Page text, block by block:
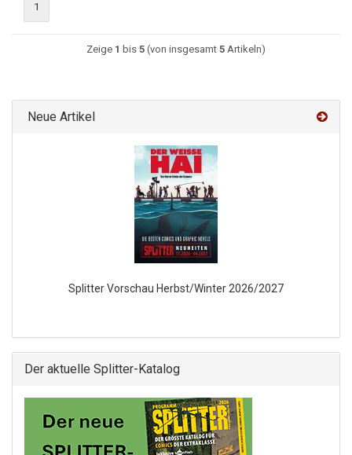
1
Zeige 1 bis 5 (von insgesamt 5 Artikeln)
Neue Artikel
Splitter Vorschau Herbst/Winter 2026/2027
Der aktuelle Splitter-Katalog